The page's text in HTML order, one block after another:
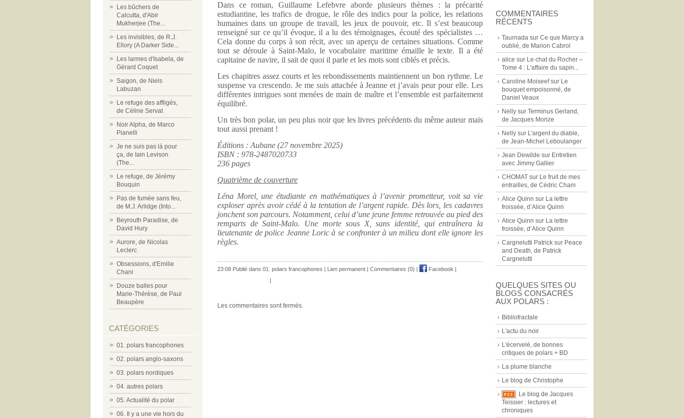
Les bûchers de
Calcutta, d'Abir
Mukherjee (The...
Les invisibles, de R.J.
Ellory (A Darker Side...
Les larmes d'Isabela, de
Gérard Coquet
Saigon, de Niels
Labuzan
Le refuge des affligés,
de Céline Servat
Noir Alpha, de Marco
Pianelli
Je ne suis pas là pour
ça, de Iain Levison
(The...
Le refuge, de Jérémy
Bouquin
Pas de fumée sans feu,
de M.J. Arlidge (Into...
Beyrouth Paradise, de
David Hury
Aurore, de Nicolas
Leclerc
Obsessions, d'Emilie
Chani
Douze balles pour
Marie-Thérèse, de Paul
Beaupère
CATÉGORIES
01. polars francophones
02. polars anglo-saxons
03. polars nordiques
04. autres polars
05. Actualité du polar
06. Il y a une vie hors du
COMMENTAIRES
RÉCENTS
Taurnada sur Ce que Marcy a
oublié, de Marion Cabrol
alice sur Le chat du Rocher –
Tome 4 : L'affaire du sapin...
Caroline Moiseefsur Le
bouquet empoisonné, de
Daniel Veaux
Nelly sur Terminus Gerland,
de Jacques Morize
Nelly sur L'argent du diable,
de Jean-Michel Leboulanger
Jean Dewilde sur Entretien
avec Jimmy Gallier
CHOMAT sur Le fruit de mes
entrailles, de Cédric Cham
Alice Quinn sur La lettre
froissée, d’Alice Quinn
Alice Quinn sur La lettre
froissée, d’Alice Quinn
Cargnelutti Patrick sur Peace
and Death, de Patrick
Cargnelutti
QUELQUES SITES OU
BLOGS CONSACRÉS
AUX POLARS :
Bibliofractale
L'actu du noir
L'écervelé, de bonnes
critiques de polars + BD
La plume blanche
Le blog de Christophe
Le blog de Jacques
Teissier : lectures et
chroniques
Dans ce roman, Guillaume Lefebvre aborde plusieurs thèmes : la précarité
estudiantine, les trafics de drogue, le rôle des indics pour la police, les relations
humaines dans un groupe de travail, les jeux de pouvoir, etc. Il s’est beaucoup
renseigné sur ce qu’il évoque, il a lu des témoignages, écouté des spécialistes …
Cela donne du corps à son récit, avec un aperçu de certaines situations. Comme
tout se déroule à Saint-Malo, le vocabulaire maritime émaille le texte. Il a été
capitaine de navire, il sait de quoi il parle et les mots sont ciblés et précis.
Les chapitres assez courts et les rebondissements maintiennent un bon rythme. Le
suspense va crescendo. Je me suis attachée à Jeanne et j’avais peur pour elle. Les
différentes intrigues sont menées de main de maître et l’ensemble est parfaitement
équilibré.
Un très bon polar, un peu plus noir que les livres précédents du même auteur mais
tout aussi prenant !
Éditions : Aubane (27 novembre 2025)
ISBN : 978-2487020733
236 pages
Quatrième de couverture
Léna Morel, une étudiante en mathématiques à l’avenir prometteur, voit sa vie
exploser après avoir cédé à la tentation de l’argent rapide. Dès lors, les cadavres
jonchent son parcours. Notamment, celui d’une jeune femme retrouvée au pied des
remparts de Saint-Malo. Une morte sous X, sans identité, qui entraînera la
lieutenante de police Jeanne Loric à se confronter à un milieu dont elle ignore les
règles.
23:08 Publié dans 01. polars francophones | Lien permanent | Commentaires (0) | Facebook |
|
Les commentaires sont fermés.